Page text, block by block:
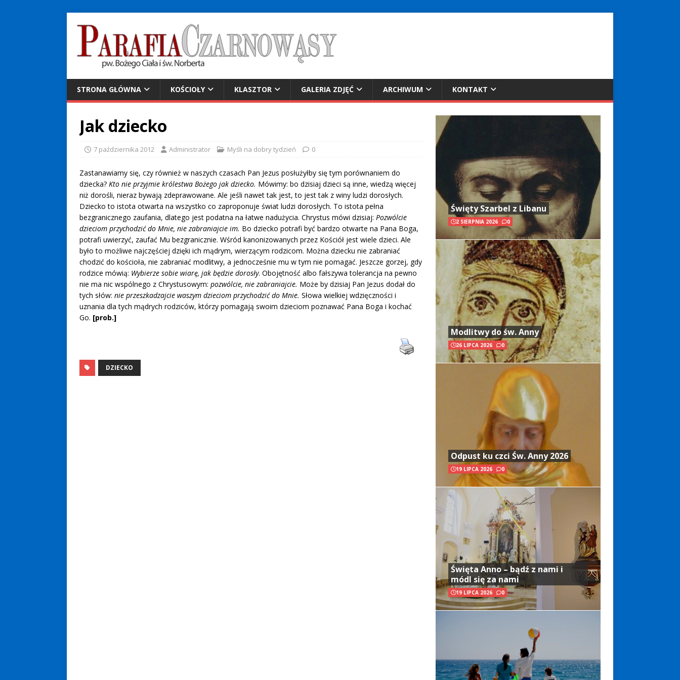
STRONA GŁÓWNA KOŚCIOŁY KLASZTOR GALERIA ZDJĘĆ ARCHIWUM KONTAKT
Jak dziecko
7 października 2012 Administrator Myśli na dobry tydzień 0
Zastanawiamy się, czy również w naszych czasach Pan Jezus posłużyłby się tym porównaniem do
dziecka? Kto nie przyjmie królestwa Bożego jak dziecko. Mówimy: bo dzisiaj dzieci są inne, wiedzą więcej
niż dorośli, nieraz bywają zdeprawowane. Ale jeśli nawet tak jest, to jest tak z winy ludzi dorosłych.
Dziecko to istota otwarta na wszystko co zaproponuje świat ludzi dorosłych. To istota pełna
bezgranicznego zaufania, dlatego jest podatna na łatwe nadużycia. Chrystus mówi dzisiaj: Pozwólcie
dzieciom przychodzić do Mnie, nie zabraniajcie im. Bo dziecko potrafi być bardzo otwarte na Pana Boga,
potrafi uwierzyć, zaufać Mu bezgranicznie. Wśród kanonizowanych przez Kościół jest wiele dzieci. Ale
było to możliwe najczęściej dzięki ich mądrym, wierzącym rodzicom. Można dziecku nie zabraniać
chodzić do kościoła, nie zabraniać modlitwy, a jednocześnie mu w tym nie pomagać. Jeszcze gorzej, gdy
rodzice mówią: Wybierze sobie wiarę, jak będzie dorosły. Obojętność albo fałszywa tolerancja na pewno
nie ma nic wspólnego z Chrystusowym: pozwólcie, nie zabraniajcie. Może by dzisiaj Pan Jezus dodał do
tych słów: nie przeszkadzajcie waszym dzieciom przychodzić do Mnie. Słowa wielkiej wdzięczności i
uznania dla tych mądrych rodziców, którzy pomagają swoim dzieciom poznawać Pana Boga i kochać
Go. [prob.]
DZIECKO
Święty Szarbel z Libanu
2 SIERPNIA 2026 0
Modlitwy do św. Anny
26 LIPCA 2026 0
Odpust ku czci Św. Anny 2026
19 LIPCA 2026 0
Święta Anno – bądź z nami i
módl się za nami
19 LIPCA 2026 0